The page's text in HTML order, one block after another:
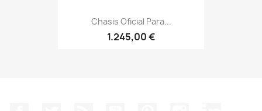
Chasis Oficial Para...
1.245,00 €